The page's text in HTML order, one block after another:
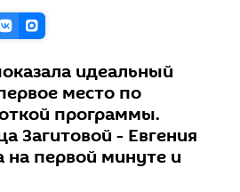
идеальный
место по
программы.
Загитовой - Евгения
на первой минуте и